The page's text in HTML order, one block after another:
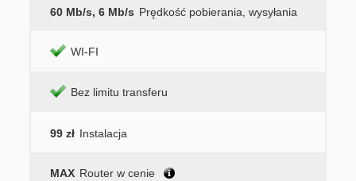
60 Mb/s, 6 Mb/s Prędkość pobierania, wysyłania
WI-FI
Bez limitu transferu
99 zł Instalacja
MAX Router w cenie